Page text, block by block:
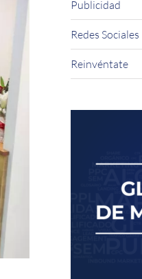
Publicidad
Redes Sociales
Reinvéntate